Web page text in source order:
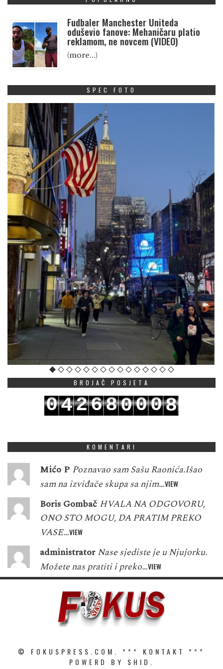
Fudbaler Manchester Uniteda
oduševio fanove: Mehaničaru platio
reklamom, ne novcem (VIDEO)
(more…)
SPEC FOTO
BROJAČ POSJETA
042680008
KOMENTARI
Mićo P Poznavao sam Sašu Raonića.Išao
sam na izviđače skupa sa njim…VIEW
Boris Gombač HVALA NA ODGOVORU,
ONO STO MOGU, DA PRATIM PREKO
VASE…VIEW
administrator Nase sjediste je u Njujorku.
Možete nas pratiti i preko…VIEW
© FOKUSPRESS.COM. *** KONTAKT
***
POWERD BY SHID.